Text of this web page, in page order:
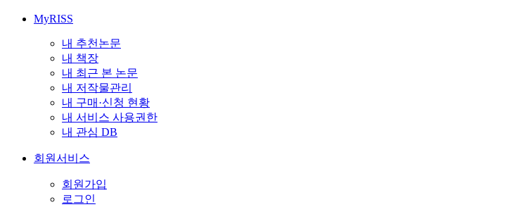
MyRISS
내 추천논문
내 책장
내 최근 본 논문
내 저작물관리
내 구매·신청 현황
내 서비스 사용권한
내 관심 DB
회원서비스
회원가입
로그인